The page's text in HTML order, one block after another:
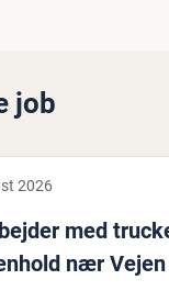
job
2026
med
nær Vejen